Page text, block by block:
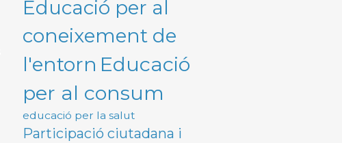
Educació per al
coneixement de
l'entorn Educació
per al consum
educació per la salut
Participació ciutadana i